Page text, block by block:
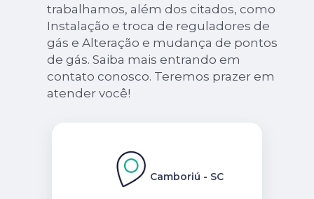
trabalhamos, além dos citados, como
Instalação e troca de reguladores de
gás e Alteração e mudança de pontos
de gás. Saiba mais entrando em
contato conosco. Teremos prazer em
atender você!
Camboriú - SC